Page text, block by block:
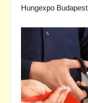
Hungexpo